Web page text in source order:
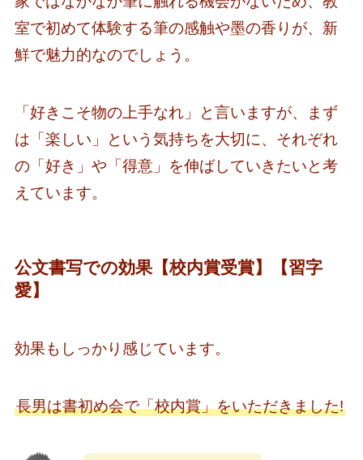
室で初めて体験する筆の感触や墨の香りが、新
鮮で魅力的なのでしょう。
「好きこそ物の上手なれ」と言いますが、まず
は「楽しい」という気持ちを大切に、それぞれ
の「好き」や「得意」を伸ばしていきたいと考
えています。
公文書写での効果【校内賞受賞】【習字
愛】
効果もしっかり感じています。
長男は書初め会で「校内賞」をいただきました!